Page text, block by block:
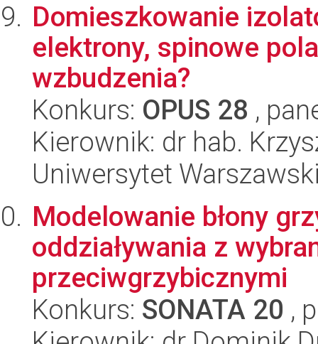
Domieszkowanie
elektrony, spinowe
wzbudzenia?
Konkurs: OPUS 28 ,
Kierownik: dr hab.
Uniwersytet
Modelowanie błony
oddziaływania z
przeciwgrzybicznymi
Konkurs: SONATA 20 ,